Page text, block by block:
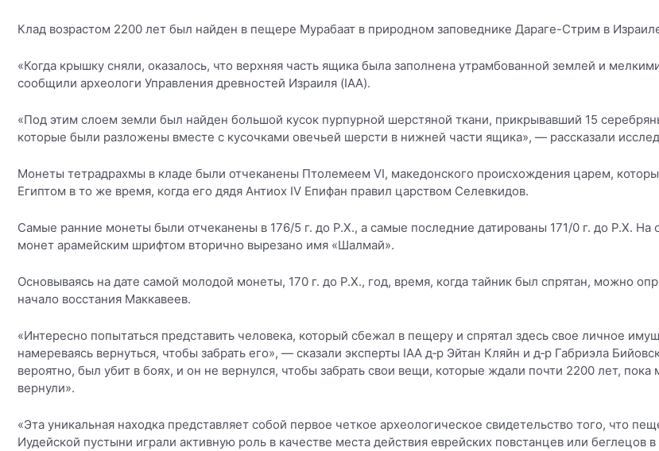
Клад возрастом 2200 лет был найден в пещере Мурабаат в природном заповеднике Дараге-Стрим в
«Когда крышку сняли, оказалось, что верхняя часть ящика была заполнена утрамбованной землей и
сообщили археологи Управления древностей Израиля (IAA).
«Под этим слоем земли был найден большой кусок пурпурной шерстяной ткани, прикрывавший 15
которые были разложены вместе с кусочками овечьей шерсти в нижней части ящика», — рассказали
Монеты тетрадрахмы в кладе были отчеканены Птолемеем VI, македонского происхождения царем,
Египтом в то же время, когда его дядя Антиох IV Епифан правил царством Селевкидов.
Самые ранние монеты были отчеканены в 176/5 г. до Р.Х., а самые последние датированы 171/0 г. до Р.Х. На
монет арамейским шрифтом вторично вырезано имя «Шалмай».
Основываясь на дате самой молодой монеты, 170 г. до Р.Х., год, время, когда тайник был спрятан, можно
начало восстания Маккавеев.
«Интересно попытаться представить человека, который сбежал в пещеру и спрятал здесь свое личное
намереваясь вернуться, чтобы забрать его», — сказали эксперты IAA д‑р Эйтан Кляйн и д‑р Габриэла
вероятно, был убит в боях, и он не вернулся, чтобы забрать свои вещи, которые ждали почти 2200 лет, пока
вернули».
«Эта уникальная находка представляет собой первое четкое археологическое свидетельство того, что
Иудейской пустыни играли активную роль в качестве места действия еврейских повстанцев или беглецов